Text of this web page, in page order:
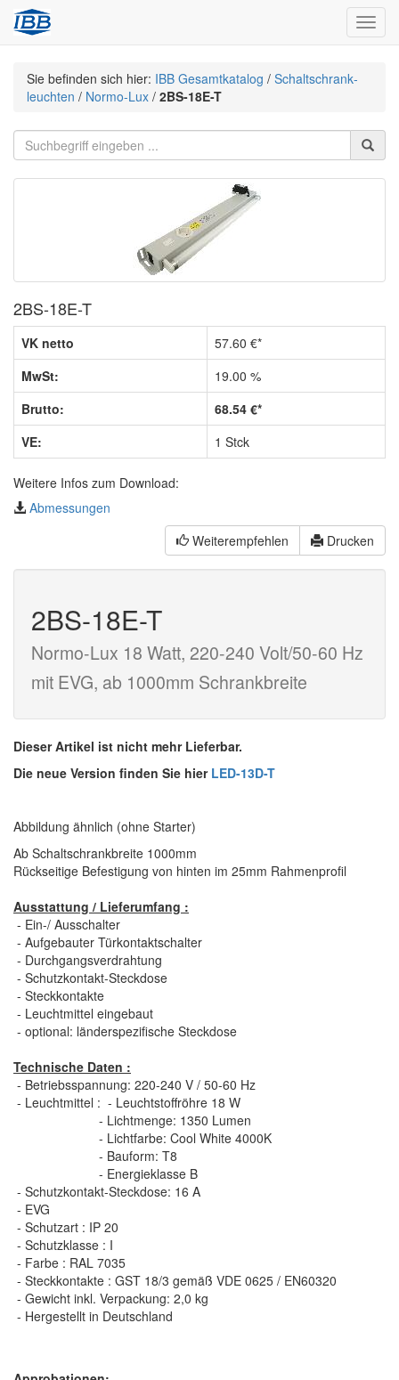
Sie befinden sich hier: IBB Gesamtkatalog / Schaltschrank­
leuchten / Normo-Lux / 2BS-18E-T
2BS-18E-T
VK netto
57.60 €*
MwSt:
19.00 %
Brutto:
68.54 €*
VE:
1 Stck
Weitere Infos zum Download:
Abmessungen
Weiterempfehlen
Drucken
2BS-18E-T
Normo-Lux 18 Watt, 220-240 Volt/50-60 Hz
mit EVG, ab 1000mm Schrankbreite
Dieser Artikel ist nicht mehr Lieferbar.
Die neue Version finden Sie hier LED-13D-T
Abbildung ähnlich (ohne Starter)
Ab Schaltschrankbreite 1000mm
Rückseitige Befestigung von hinten im 25mm Rahmenprofil
Ausstattung / Lieferumfang :
- Ein-/ Ausschalter
- Aufgebauter Türkontaktschalter
- Durchgangsverdrahtung
- Schutzkontakt-Steckdose
- Steckkontakte
- Leuchtmittel eingebaut
- optional: länderspezifische Steckdose
Technische Daten :
- Betriebsspannung: 220-240 V / 50-60 Hz
- Leuchtmittel : - Leuchtstoffröhre 18 W
- Lichtmenge: 1350 Lumen
- Lichtfarbe: Cool White 4000K
- Bauform: T8
- Energieklasse B
- Schutzkontakt-Steckdose: 16 A
- EVG
- Schutzart : IP 20
- Schutzklasse : I
- Farbe : RAL 7035
- Steckkontakte : GST 18/3 gemäß VDE 0625 / EN60320
- Gewicht inkl. Verpackung: 2,0 kg
- Hergestellt in Deutschland